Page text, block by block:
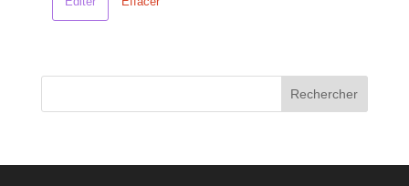
Rechercher